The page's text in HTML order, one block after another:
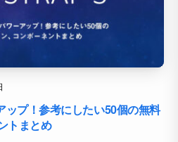
プ！参考にしたい50個の無料
トまとめ